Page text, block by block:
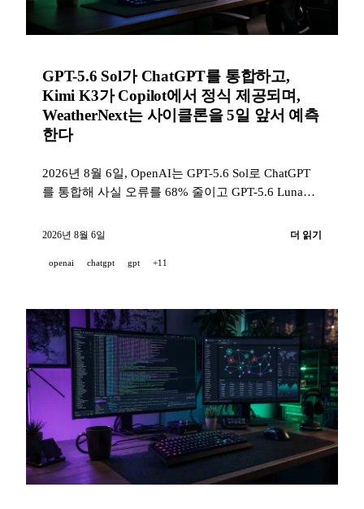
GPT-5.6 Sol가 ChatGPT를 통합하고,
Kimi K3가 Copilot에서 정식 제공되며,
WeatherNext는 사이클론을 5일 앞서 예측
한다
2026년 8월 6일, OpenAI는 GPT-5.6 Sol로 ChatGPT
를 통합해 사실 오류를 68% 줄이고 GPT-5.6 Luna를
에서 정식 제공으로 전환되고, Google DeepMind는
WeatherNext를 공개했다. Wan3.0(Alibaba)은 공개 베
림피아드에서 금상 수준의 결과 5개를 주장했으며,
그 밖에도 에이전틱 코드 도구와 개방형 모델 생태계
전반에 걸친 15개의 추가 발표가 이어졌다.
2026년 8월 6일 더 읽기
openai chatgpt gpt +11